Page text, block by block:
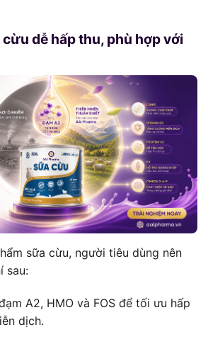
dễ hấp thu, phù hợp với
sữa cừu, người tiêu dùng nên
sau:
A2, HMO và FOS để tối ưu hấp
dịch.